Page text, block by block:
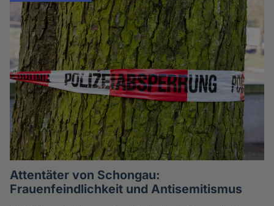
Attentäter von Schongau:
Frauenfeindlichkeit und Antisemitismus